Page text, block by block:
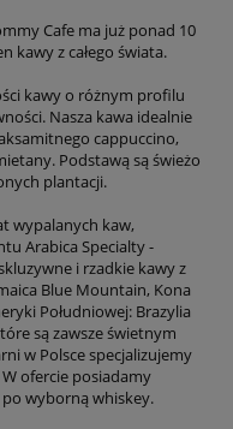
Cafe ma już ponad 10
kawy z całego świata.
kawy o różnym profilu
Nasza kawa idealnie
cappuccino,
Podstawą są świeżo
plantacji.
wypalanych kaw,
Arabica Specialty -
i rzadkie kawy z
Blue Mountain, Kona
Południowej: Brazylia
są zawsze świetnym
w Polsce specjalizujemy
ofercie posiadamy
po wyborną whiskey.